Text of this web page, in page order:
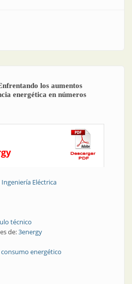
energética | Eficiencia energética en
los aumentos
energética en números
Ingeniería Eléctrica
técnico
de:3energy
consumo energético